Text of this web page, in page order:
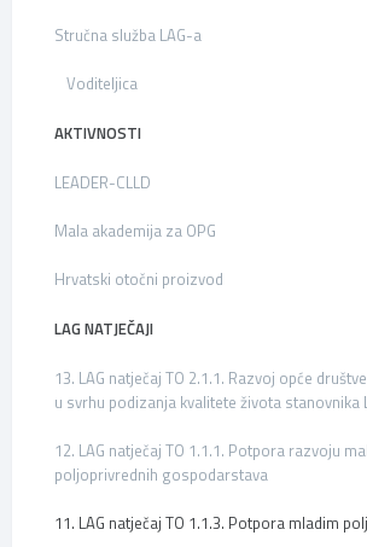
Stručna služba LAG-a
Voditeljica
AKTIVNOSTI
LEADER-CLLD
Mala akademija za OPG
Hrvatski otočni proizvod
LAG NATJEČAJI
13. LAG natječaj TO 2.1.1. Razvoj opće
u svrhu podizanja kvalitete života stanovnika
12. LAG natječaj TO 1.1.1. Potpora razvoju
poljoprivrednih gospodarstava
11. LAG natječaj TO 1.1.3. Potpora mladim